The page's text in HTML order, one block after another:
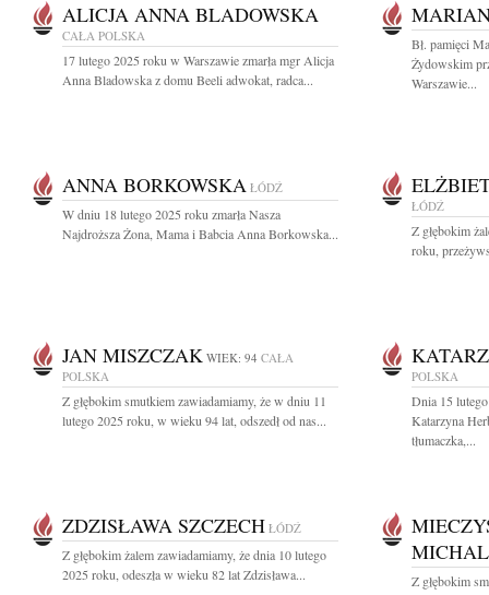
ALICJA ANNA BLADOWSKA
CAŁA POLSKA
17 lutego 2025 roku w Warszawie zmarła mgr Alicja
Anna Bladowska z domu Beeli adwokat, radca...
Bł. pamięci
Żydowskim
Warszawie...
ANNA BORKOWSKA ŁÓDŹ
W dniu 18 lutego 2025 roku zmarła Nasza
Najdroższa Żona, Mama i Babcia Anna Borkowska...
ŁÓDŹ
Z głębokim
roku,
JAN MISZCZAK WIEK: 94 CAŁA
POLSKA
Z głębokim smutkiem zawiadamiamy, że w dniu 11
lutego 2025 roku, w wieku 94 lat, odszedł od nas...
POLSKA
Dnia 15
Katarzyna
tłumaczka,...
ZDZISŁAWA SZCZECH ŁÓDŹ
Z głębokim żalem zawiadamiamy, że dnia 10 lutego
2025 roku, odeszła w wieku 82 lat Zdzisława...
Z głębokim